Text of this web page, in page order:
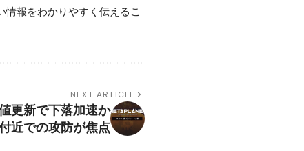
報をわかりやすく伝えるこ
NEXT ARTICLE
更新で下落加速か
近での攻防が焦点